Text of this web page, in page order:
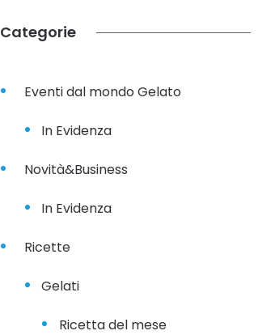
Categorie
Eventi dal mondo Gelato
In Evidenza
Novità&Business
In Evidenza
Ricette
Gelati
Ricetta del mese